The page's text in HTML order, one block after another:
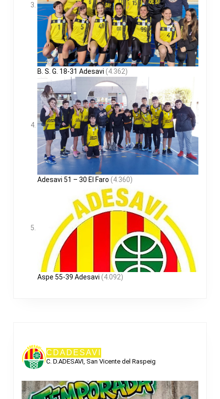
B. S. G. 18-31 Adesavi (4.362)
Adesavi 51 – 30 El Faro (4.360)
Aspe 55-39 Adesavi (4.092)
CDADESAVI
C. D.ADESAVI, San Vicente del Raspeig